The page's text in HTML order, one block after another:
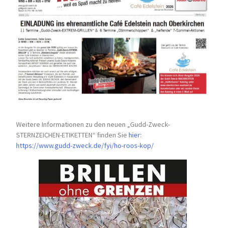
Weitere Informationen zu den neuen „Gudd-Zweck-
STERNZEICHEN-ETIKETTEN“ finden Siehier:
https://www.gudd-zweck.de/fyi/ho-roos-kop/